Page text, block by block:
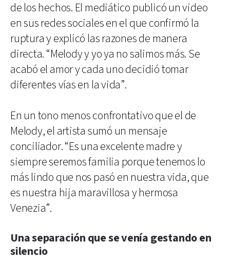
de los hechos. El mediático publicó un video
en sus redes sociales en el que confirmó la
ruptura y explicó las razones de manera
directa. “Melody y yo ya no salimos más. Se
acabó el amor y cada uno decidió tomar
diferentes vías en la vida”.
En un tono menos confrontativo que el de
Melody, el artista sumó un mensaje
conciliador. “Es una excelente madre y
siempre seremos familia porque tenemos lo
más lindo que nos pasó en nuestra vida, que
es nuestra hija maravillosa y hermosa
Venezia”.
Una separación que se venía gestando en
silencio